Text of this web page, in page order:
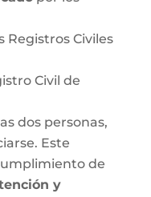
Registros Civiles
Civil de
dos personas,
Este
de
y